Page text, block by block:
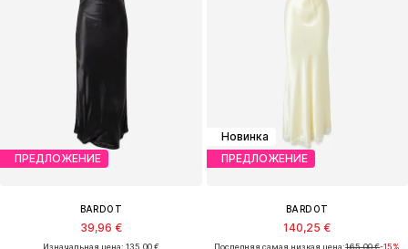
ПРЕДЛОЖЕНИЕ
BARDOT
39,96 €
Изначальная цена: 135,00 €
Новинка
ПРЕДЛОЖЕНИЕ
BARDOT
140,25 €
Последняя самая низкая цена:165,00 €-15%